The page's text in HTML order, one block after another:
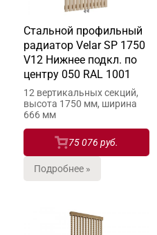
Стальной профильный
радиатор Velar SP 1750
V12 Нижнее подкл. по
центру 050 RAL 1001
12 вертикальных секций,
высота 1750 мм, ширина
666 мм
75 076 руб.
Подробнее »